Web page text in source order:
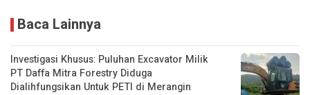
Baca Lainnya
Investigasi Khusus: Puluhan Excavator Milik
PT Daffa Mitra Forestry Diduga
Dialihfungsikan Untuk PETI di Merangin